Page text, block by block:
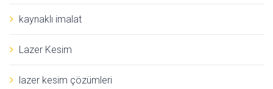
kaynaklı imalat
Lazer Kesim
lazer kesim çözümleri